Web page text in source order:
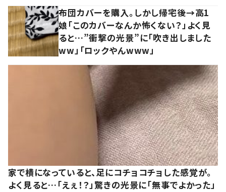
布団カバーを購入。しかし帰宅後→高1
娘「このカバーなんか怖くない？」よく見
ると…”衝撃の光景”に「吹き出しました
ww」「ロックやんwww」
家で横になっていると、足にコチョコチョした感覚が。
よく見ると…「えぇ！？」驚きの光景に「無事でよかった」